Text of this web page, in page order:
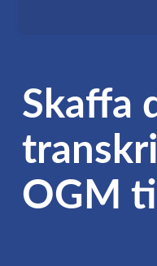
Skaffa
OGM